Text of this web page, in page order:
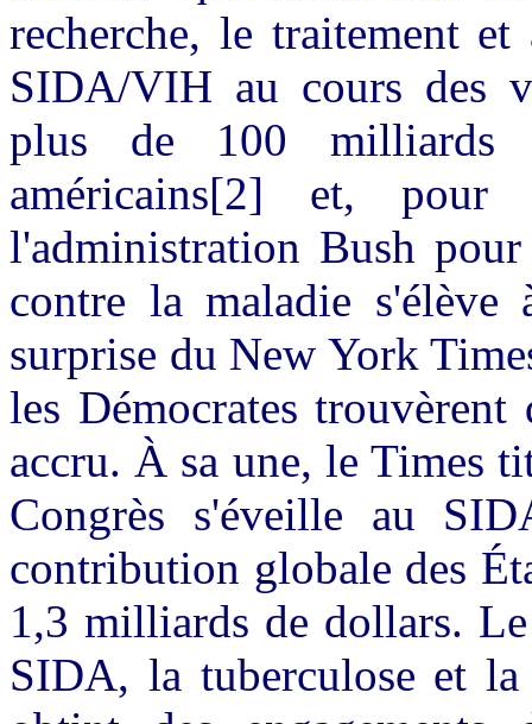
recherche, le traitement et
SIDA/VIH au cours des
plus de 100 milliards
américains[2] et,
l'administration Bush
contre la maladie
surprise du New York
les Démocrates
accru. À sa une, le Times
Congrès s'éveille au
contribution globale des
1,3 milliards de dollars.
SIDA, la tuberculose et